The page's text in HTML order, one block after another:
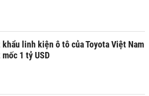
khẩu linh kiện ô tô của Toyota Việt Nam
1 tỷ USD